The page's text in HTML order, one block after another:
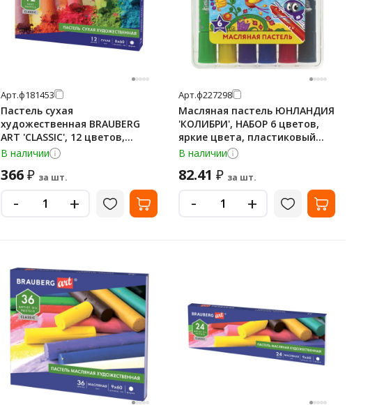
Арт.ф181453
Пастель сухая
художественная BRAUBERG
ART 'CLASSIC', 12 цветов,
круглое сечение, 181453
В наличии
366₽ за шт.
- +
Арт.ф227298
Масляная пастель ЮНЛАНДИЯ
'КОЛИБРИ', НАБОР 6 цветов,
яркие цвета, пластиковый
корпус, европодвес, 22
В наличии
82.41 ₽ за шт.
- +